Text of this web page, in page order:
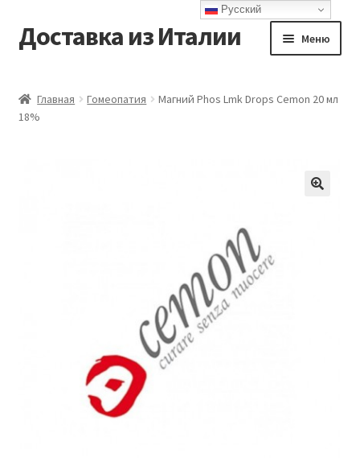
Перейти
к
Перейти
к
Доставка из Италии Меню
Доставка
Главная Гомеопатия
Магний Phos Lmk Drops Cemon 20 мл
18%
Русский